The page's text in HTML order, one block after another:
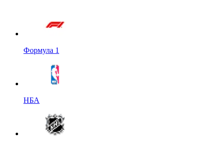
Формула 1
НБА